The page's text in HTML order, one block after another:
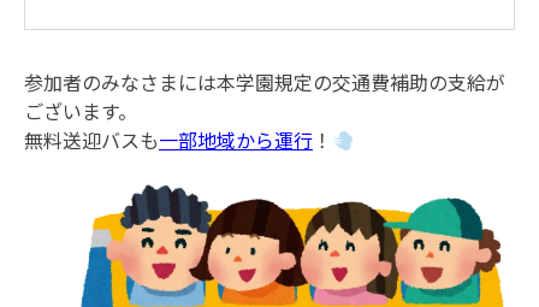
参加者のみなさまには本学園規定の交通費補助の支給が
ございます。
無料送迎バスも一部地域から運行 ！